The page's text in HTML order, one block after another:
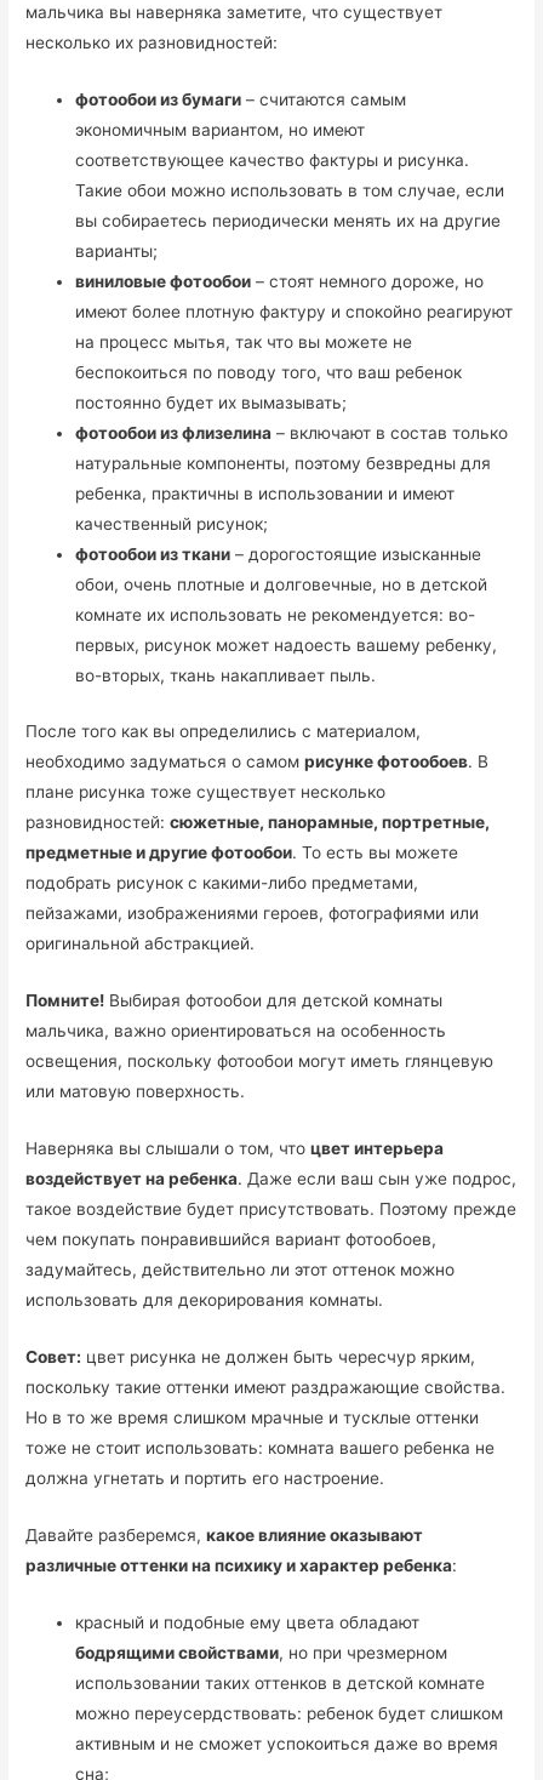
мальчика вы наверняка заметите, что существует
несколько их разновидностей:
фотообои из бумаги – считаются самым
экономичным вариантом, но имеют
соответствующее качество фактуры и рисунка.
Такие обои можно использовать в том случае, если
вы собираетесь периодически менять их на другие
варианты;
виниловые фотообои – стоят немного дороже, но
имеют более плотную фактуру и спокойно реагируют
на процесс мытья, так что вы можете не
беспокоиться по поводу того, что ваш ребенок
постоянно будет их вымазывать;
фотообои из флизелина – включают в состав только
натуральные компоненты, поэтому безвредны для
ребенка, практичны в использовании и имеют
качественный рисунок;
фотообои из ткани – дорогостоящие изысканные
обои, очень плотные и долговечные, но в детской
комнате их использовать не рекомендуется: во-
первых, рисунок может надоесть вашему ребенку,
во-вторых, ткань накапливает пыль.
После того как вы определились с материалом,
необходимо задуматься о самомрисунке фотообоев. В
плане рисунка тоже существует несколько
разновидностей:сюжетные, панорамные, портретные,
предметные и другие фотообои. То есть вы можете
подобрать рисунок с какими-либо предметами,
пейзажами, изображениями героев, фотографиями или
оригинальной абстракцией.
Помните! Выбирая фотообои для детской комнаты
мальчика, важно ориентироваться на особенность
освещения, поскольку фотообои могут иметь глянцевую
или матовую поверхность.
Наверняка вы слышали о том, чтоцвет интерьера
воздействует на ребенка. Даже если ваш сын уже подрос,
такое воздействие будет присутствовать. Поэтому прежде
чем покупать понравившийся вариант фотообоев,
задумайтесь, действительно ли этот оттенок можно
использовать для декорирования комнаты.
Совет: цвет рисунка не должен быть чересчур ярким,
поскольку такие оттенки имеют раздражающие свойства.
Но в то же время слишком мрачные и тусклые оттенки
тоже не стоит использовать: комната вашего ребенка не
должна угнетать и портить его настроение.
Давайте разберемся,какое влияние оказывают
различные оттенки на психику и характер ребенка:
красный и подобные ему цвета обладают
бодрящими свойствами, но при чрезмерном
использовании таких оттенков в детской комнате
можно переусердствовать: ребенок будет слишком
активным и не сможет успокоиться даже во время
сна;